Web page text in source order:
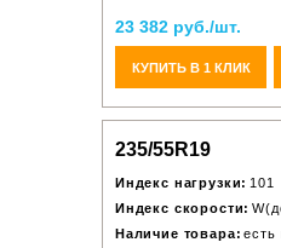
23 382 руб./шт.
КУПИТЬ В 1 КЛИК
235/55R19
Индекс нагрузки: 101
Индекс скорости:
Наличие товара: есть